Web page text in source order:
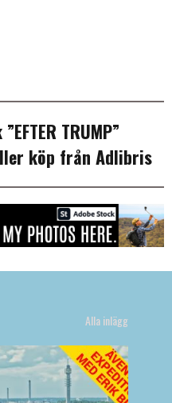
TRUMP”
köp från Adlibris
Alla inlägg